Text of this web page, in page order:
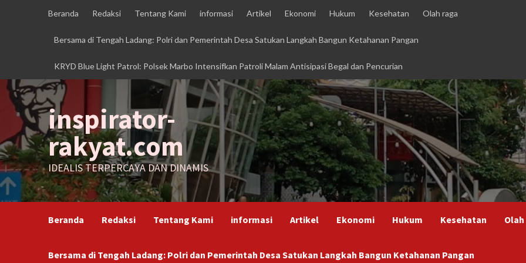
Beranda Redaksi Tentang Kami informasi Artikel Ekonomi Hukum Kesehatan Olah raga
Bersama di Tengah Ladang: Polri dan Pemerintah Desa Satukan Langkah Bangun Ketahanan Pangan
KRYD Blue Light Patrol: Polsek Marbo Intensifkan Patroli Malam Antisipasi Begal dan Pencurian
inspirator-
rakyat.com
IDEALIS TERPERCAYA DAN DINAMIS
Beranda Redaksi Tentang Kami informasi Artikel Ekonomi Hukum Kesehatan
Bersama di Tengah Ladang: Polri dan Pemerintah Desa Satukan Langkah Bangun Ketahanan Pangan